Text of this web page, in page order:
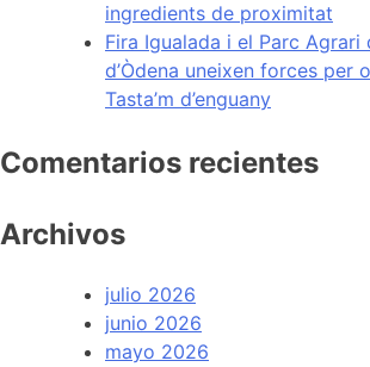
ingredients de proximitat
Fira Igualada i el Parc Agrari
d’Òdena uneixen forces per
Tasta’m d’enguany
Comentarios recientes
Archivos
julio 2026
junio 2026
mayo 2026